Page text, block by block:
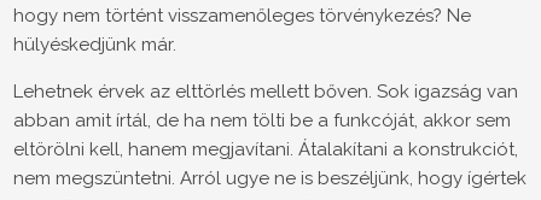
hogy nem történt visszamenőleges törvénykezés? Ne
hülyéskedjünk már.
Lehetnek érvek az elttörlés mellett bőven. Sok igazság van
abban amit írtál, de ha nem tölti be a funkcóját, akkor sem
eltörölni kell, hanem megjavítani. Átalakítani a konstrukciót,
nem megszüntetni. Arról ugye ne is beszéljünk, hogy ígértek